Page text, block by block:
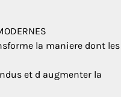
la maniere dont les
et d augmenter la